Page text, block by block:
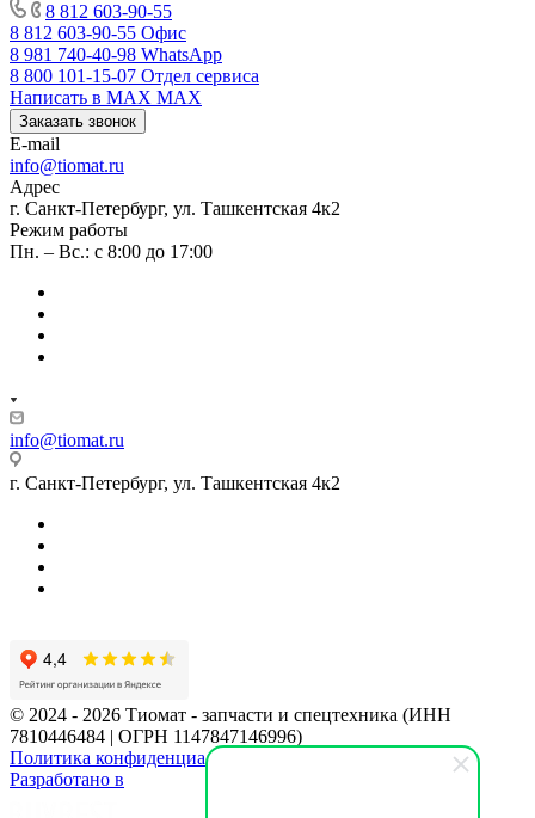
8 812 603-90-55
8 812 603-90-55 Офис
8 981 740-40-98 WhatsApp
8 800 101-15-07 Отдел сервиса
Написать в MAX MAX
Заказать звонок
E-mail
info@tiomat.ru
Адрес
г. Санкт-Петербург, ул. Ташкентская 4к2
Режим работы
Пн. – Вс.: с 8:00 до 17:00
info@tiomat.ru
г. Санкт-Петербург, ул. Ташкентская 4к2
© 2024 - 2026 Тиомат - запчасти и спецтехника (ИНН
7810446484 | ОГРН 1147847146996)
Политика конфиденциальности
Разработано в